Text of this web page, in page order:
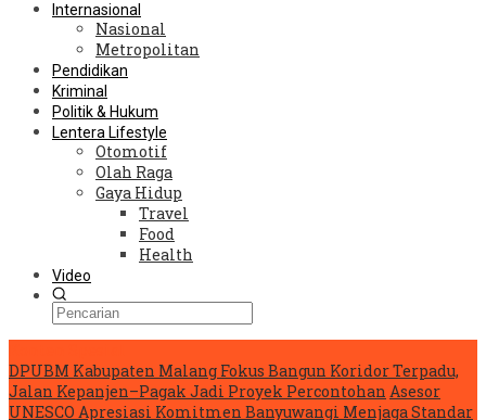
Internasional
Nasional
Metropolitan
Pendidikan
Kriminal
Politik & Hukum
Lentera Lifestyle
Otomotif
Olah Raga
Gaya Hidup
Travel
Food
Health
Video
DPUBM Kabupaten Malang Fokus Bangun Koridor Terpadu,
Jalan Kepanjen–Pagak Jadi Proyek Percontohan Asesor
UNESCO Apresiasi Komitmen Banyuwangi Menjaga Standar